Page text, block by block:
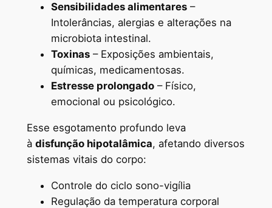
Sensibilidades alimentares–
Intolerâncias, alergias e alterações na
microbiota intestinal.
Toxinas– Exposições ambientais,
químicas, medicamentosas.
Estresse prolongado– Físico,
emocional ou psicológico.
Esse esgotamento profundo leva
à disfunção hipotalâmica, afetando diversos
sistemas vitais do corpo:
Controle do ciclo sono-vigília
Regulação da temperatura corporal